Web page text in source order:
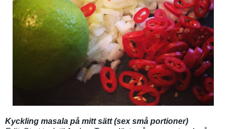
Kyckling masala på mitt sätt (sex små portioner)